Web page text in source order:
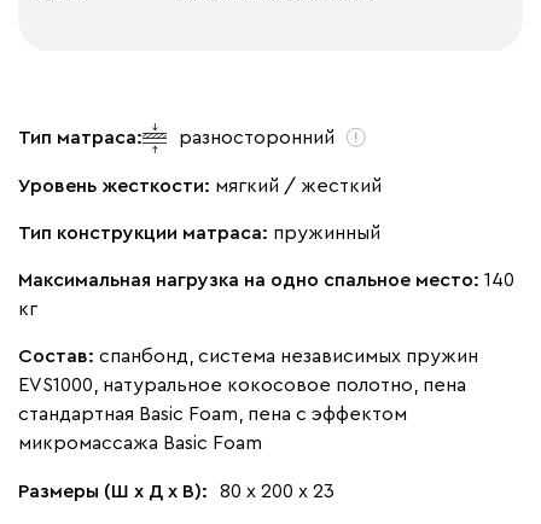
Тип матраса: разносторонний
Уровень жесткости: мягкий / жесткий
Тип конструкции матраса: пружинный
Максимальная нагрузка на одно спальное место: 140
кг
Состав: спанбонд, система независимых пружин
EVS1000, натуральное кокосовое полотно, пена
стандартная Basic Foam, пена с эффектом
микромассажа Basic Foam
Размеры (Ш х Д х В): 80 х 200 х 23